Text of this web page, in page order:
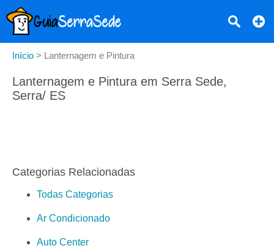
Início > Lanternagem e Pintura
Lanternagem e Pintura em Serra Sede,
Serra/ ES
Categorias Relacionadas
Todas Categorias
Ar Condicionado
Auto Center